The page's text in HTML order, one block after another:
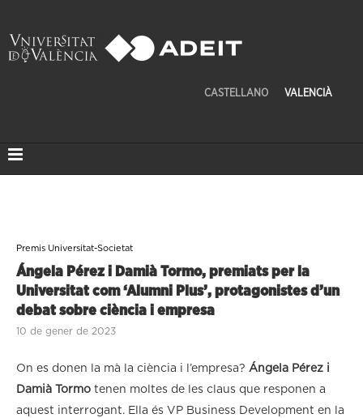
CASTELLANO VALENCIÀ
Premis Universitat-Societat
Ángela Pérez i Damià Tormo, premiats per la
Universitat com ‘Alumni Plus’, protagonistes d’un
debat sobre ciència i empresa
10 de gener de 2023
On es donen la mà la ciència i l’empresa? Ángela Pérez i
Damià Tormo tenen moltes de les claus que responen a
aquest interrogant. Ella és VP Business Development en la